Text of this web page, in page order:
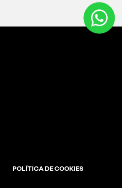
POLÍTICA DE COOKIES